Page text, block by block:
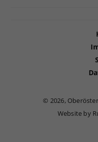
© 2026,
Website by